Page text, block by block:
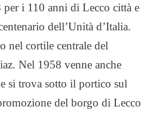
i 110 anni di Lecco città e
dell’Unità d’Italia.
nel cortile centrale del
Nel 1958 venne anche
si trova sotto il portico sul
del borgo di Lecco